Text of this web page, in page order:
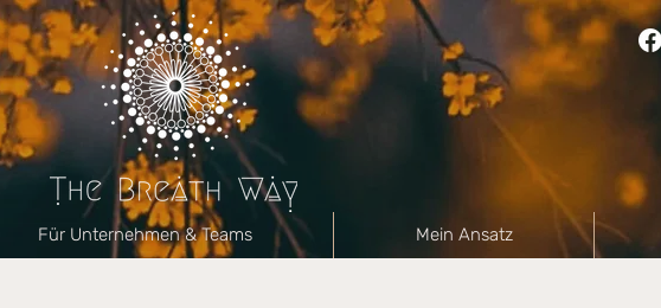
Für Unternehmen & Teams Mein Ansatz